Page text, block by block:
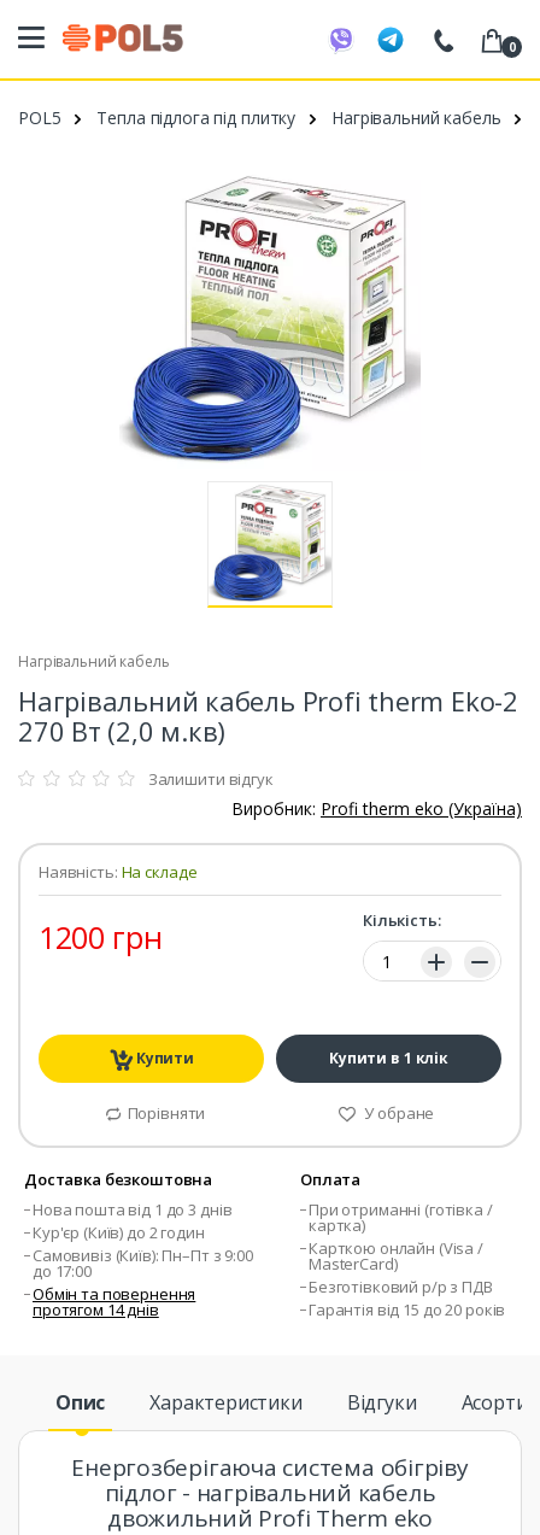
098 20 52 818
099 53 43 210
0
POL5 Тепла підлога під плитку Нагрівальний кабель
Нагрівальний кабель
Нагрівальний кабель Profi therm Eko-2
270 Вт (2,0 м.кв)
Залишити відгук
Виробник: Profi therm eko (Україна)
Наявність: На складе
1200 грн Кількість:
Кількість:
Купити Купити в 1 клік
Порівняти У обране
Доставка безкоштовна
Нова пошта від 1 до 3 днів
Кур'єр (Київ) до 2 годин
Самовивіз (Київ): Пн–Пт з 9:00
до 17:00
Обмін та повернення
протягом 14 днів
Оплата
При отриманні (готівка /
картка)
Карткою онлайн (Visa /
MasterCard)
Безготівковий р/р з ПДВ
Гарантія від 15 до 20 років
Опис Характеристики Відгуки
Енергозберігаюча система обігріву
підлог - нагрівальний кабель
двожильний Profi Therm eko